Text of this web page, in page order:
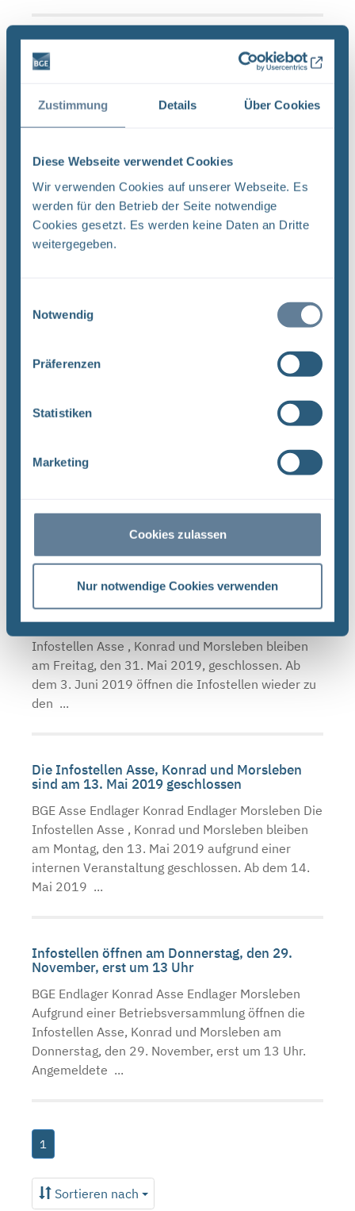
Zustimmung Details Über Cookies
Diese Webseite verwendet Cookies
Wir verwenden Cookies auf unserer Webseite. Es
werden für den Betrieb der Seite notwendige
Cookies gesetzt. Es werden keine Daten an Dritte
weitergegeben.
Notwendig
Präferenzen
Statistiken
Marketing
Cookies zulassen
Nur notwendige Cookies verwenden
Schließzeiten Infostellen Oktober/November
2019
Infostellen Asse, Konrad und Morsleben bleiben
am Mittwoch, den 23. Oktober 2019 aufgrund
am Donnerstag, ...
Neugier, Skepsis, Verständnis und viele Fragen
Strahlenschutz (BfS) hat die Bundesgesellschaft
geschlossen
Infostellen Asse , Konrad und Morsleben bleiben
Deutschen ...
Die Infostellen Asse, Konrad und Morsleben
BGE Asse Endlager Konrad Endlager Morsleben Die
Infostellen Asse , Konrad und Morsleben bleiben
am Freitag, den 31. Mai 2019, geschlossen. Ab
dem 3. Juni 2019 öffnen die Infostellen wieder zu
den ...
Die Infostellen Asse, Konrad und Morsleben
sind am 13. Mai 2019 geschlossen
BGE Asse Endlager Konrad Endlager Morsleben Die
Infostellen Asse , Konrad und Morsleben bleiben
am Montag, den 13. Mai 2019 aufgrund einer
internen Veranstaltung geschlossen. Ab dem 14.
Mai 2019 ...
Infostellen öffnen am Donnerstag, den 29.
November, erst um 13 Uhr
BGE Endlager Konrad Asse Endlager Morsleben
Aufgrund einer Betriebsversammlung öffnen die
Infostellen Asse, Konrad und Morsleben am
Donnerstag, den 29. November, erst um 13 Uhr.
Angemeldete ...
1
Sortieren nach